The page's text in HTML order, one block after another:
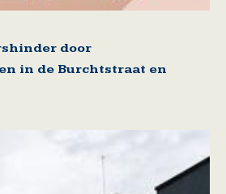
door
in de Burchtstraat en